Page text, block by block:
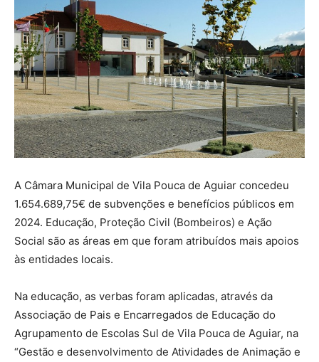
A Câmara Municipal de Vila Pouca de Aguiar concedeu
1.654.689,75€ de subvenções e benefícios públicos em
2024. Educação, Proteção Civil (Bombeiros) e Ação
Social são as áreas em que foram atribuídos mais apoios
às entidades locais.
Na educação, as verbas foram aplicadas, através da
Associação de Pais e Encarregados de Educação do
Agrupamento de Escolas Sul de Vila Pouca de Aguiar, na
“Gestão e desenvolvimento de Atividades de Animação e